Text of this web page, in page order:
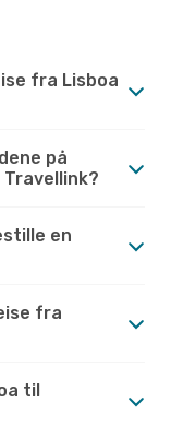
fra Lisboa
på
en
fra
til